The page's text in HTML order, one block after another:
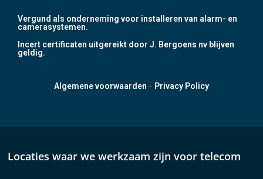
Vergund als onderneming voor installeren van alarm- en
camerasystemen.
Incert certificaten uitgereikt door J. Bergoens nv blijven
geldig.
Algemene voorwaarden - Privacy Policy
Locaties waar we werkzaam zijn voor telecom